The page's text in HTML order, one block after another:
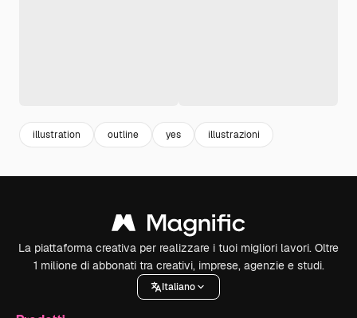
illustration outline yes illustrazioni
La piattaforma creativa per realizzare i tuoi migliori lavori. Oltre
1 milione di abbonati tra creativi, imprese, agenzie e studi.
Italiano